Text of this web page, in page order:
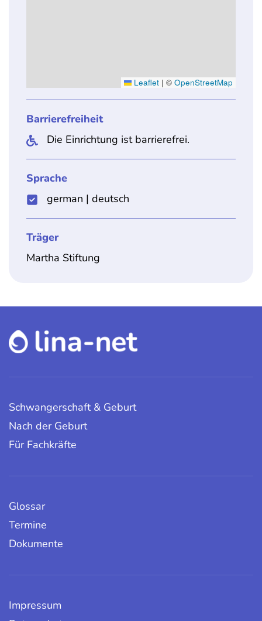
Leaflet | © OpenStreetMap
Barrierefreiheit
Die Einrichtung ist barrierefrei.
Sprache
german | deutsch
Träger
Martha Stiftung
Schwangerschaft & Geburt
Nach der Geburt
Für Fachkräfte
Glossar
Termine
Dokumente
Impressum